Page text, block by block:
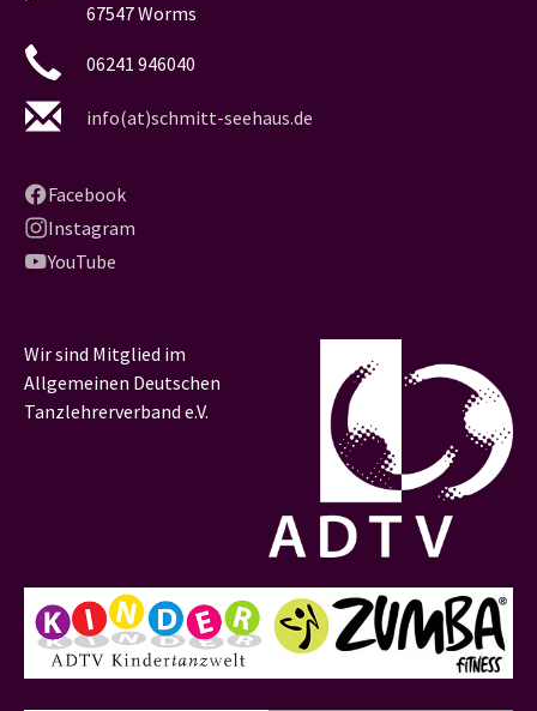
67547 Worms
06241 946040
info(at)schmitt-seehaus.de
Facebook
Instagram
YouTube
Wir sind Mitglied im
Allgemeinen Deutschen
Tanzlehrerverband e.V.